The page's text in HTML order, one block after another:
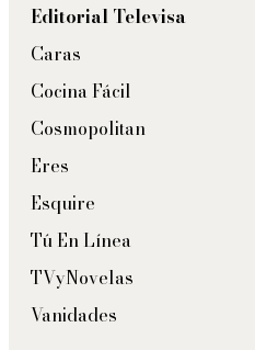
Editorial Televisa
Caras
Cocina Fácil
Cosmopolitan
Eres
Esquire
Tú En Línea
TVyNovelas
Vanidades